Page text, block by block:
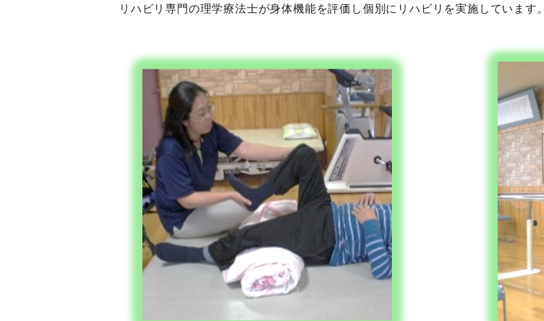
リハビリ専門の理学療法士が身体機能を評価し個別にリハビリを実施しています。